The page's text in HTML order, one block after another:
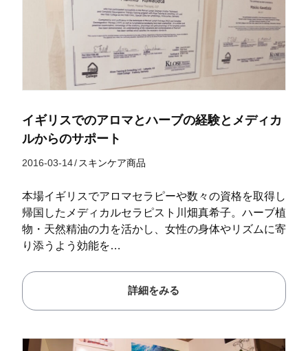
イギリスでのアロマとハーブの経験とメディカ
ルからのサポート
2016-03-14/スキンケア商品
本場イギリスでアロマセラピーや数々の資格を取得し
帰国したメディカルセラピスト川畑真希子。ハーブ植
物・天然精油の力を活かし、女性の身体やリズムに寄
り添うよう効能を…
詳細をみる